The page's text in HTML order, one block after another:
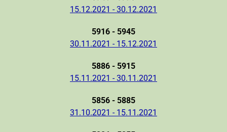
15.12.2021 - 30.12.2021
5916 - 5945
30.11.2021 - 15.12.2021
5886 - 5915
15.11.2021 - 30.11.2021
5856 - 5885
31.10.2021 - 15.11.2021